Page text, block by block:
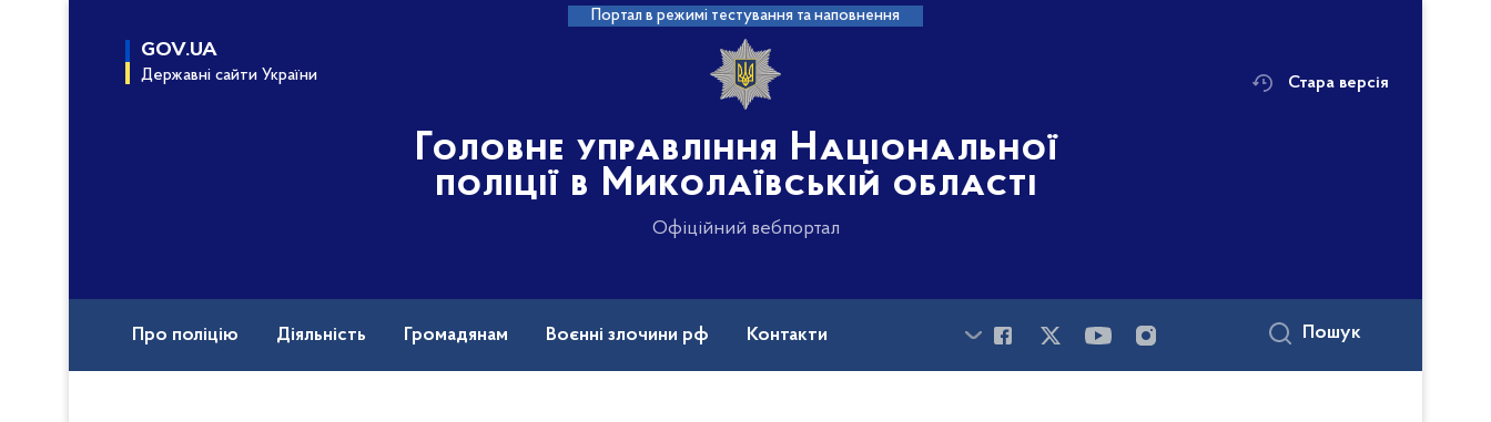
Портал в режимі тестування та наповнення
GOV.UA
Державні сайти України
Головне управління Національної
поліції в Миколаївській області
Офіційний вебпортал
Стара версія
Про поліцію Діяльність Громадянам Воєнні злочини рф Контакти Пошук